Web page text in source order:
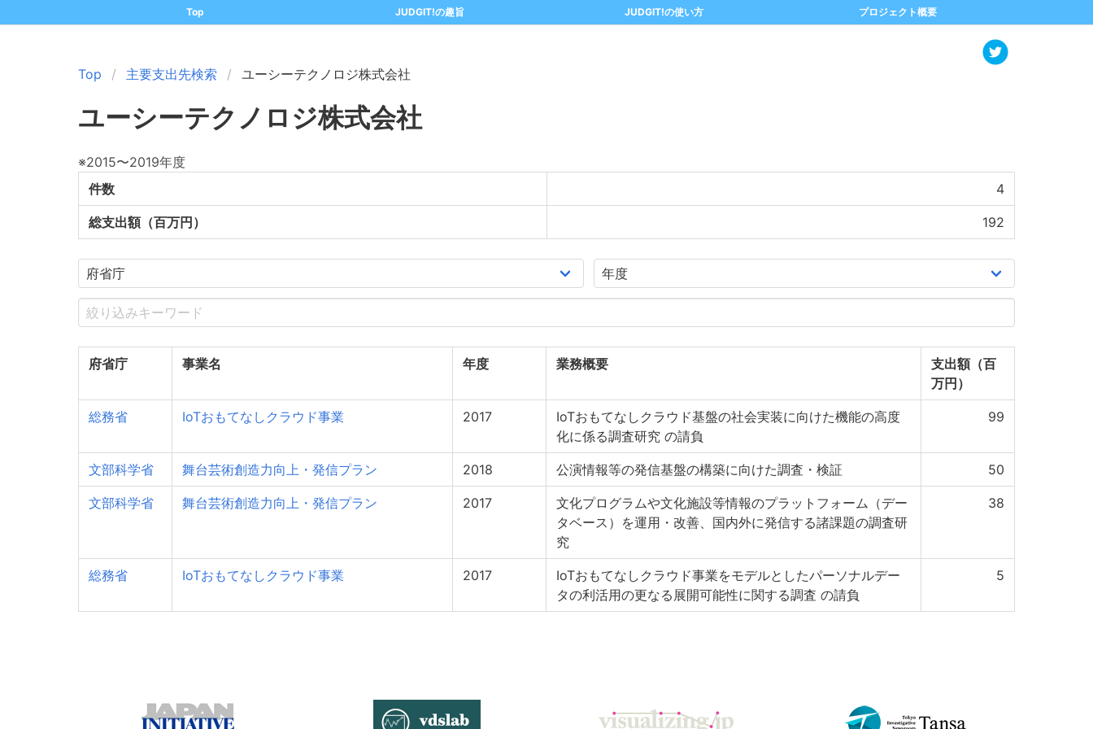
Top JUDGIT!の趣旨 JUDGIT!の使い方 プロジェクト概要
Top 主要支出先検索 ユーシーテクノロジ株式会社
ユーシーテクノロジ株式会社
※2015〜2019年度
件数
4
総支出額（百万円） 192
府省庁 事業名 年度 業務概要
支出額（百
万円）
総務省 IoTおもてなしクラウド事業 2017
IoTおもてなしクラウド基盤の社会実装に向けた機能の高度
化に係る調査研究 の請負
99
文部科学省 舞台芸術創造力向上・発信プラン 2018 公演情報等の発信基盤の構築に向けた調査・検証 50
文部科学省 舞台芸術創造力向上・発信プラン 2017
文化プログラムや文化施設等情報のプラットフォーム（デー
タベース）を運用・改善、国内外に発信する諸課題の調査研
究
38
総務省 IoTおもてなしクラウド事業 2017
IoTおもてなしクラウド事業をモデルとしたパーソナルデー
タの利活用の更なる展開可能性に関する調査 の請負
5